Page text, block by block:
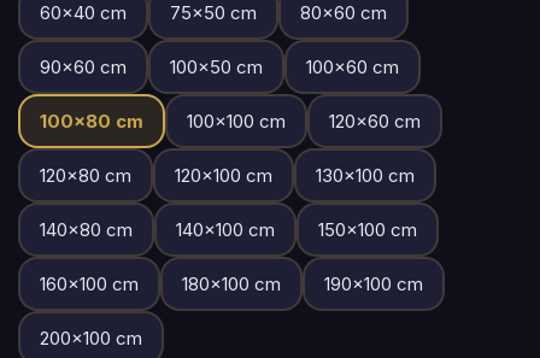
60×40 cm 75×50 cm 80×60 cm
90×60 cm 100×50 cm 100×60 cm
100×80 cm 100×100 cm 120×60 cm
120×80 cm 120×100 cm 130×100 cm
140×80 cm 140×100 cm 150×100 cm
160×100 cm 180×100 cm 190×100 cm
200×100 cm